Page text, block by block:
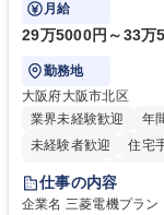
月給
29万5000円～33万
勤務地
大阪府大阪市北区
業界未経験歓迎
年
未経験者歓迎
住宅
退職金あり
駅近5分以内
土日
仕事の内容
企業名 三菱電機プラントエンジ